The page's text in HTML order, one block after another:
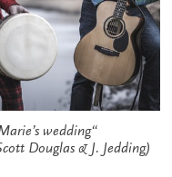
„Marie’s wedding“
Douglas & J. Jedding)